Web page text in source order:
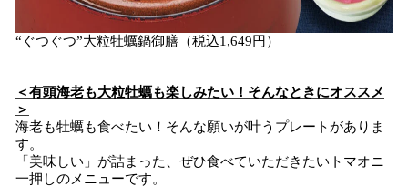
“ぐつぐつ”大粒牡蠣鍋御膳（税込1,649円）
＜有頭海老も大粒牡蠣も楽しみたい！そんなときにオススメ
＞
海老も牡蠣も食べたい！そんな願いが叶うプレートがありま
す。
「美味しい」が詰まった、ぜひ食べていただきたいトマオニ
一押しのメニューです。